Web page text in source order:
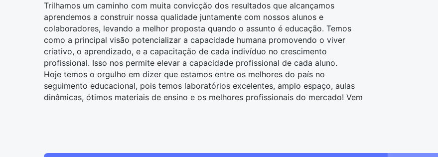
Trilhamos um caminho com muita convicção dos resultados que alcançamos
aprendemos a construir nossa qualidade juntamente com nossos alunos e
colaboradores, levando a melhor proposta quando o assunto é educação. Temos
como a principal visão potencializar a capacidade humana promovendo o viver
criativo, o aprendizado, e a capacitação de cada indivíduo no crescimento
profissional. Isso nos permite elevar a capacidade profissional de cada aluno.
Hoje temos o orgulho em dizer que estamos entre os melhores do país no
seguimento educacional, pois temos laboratórios excelentes, amplo espaço, aulas
dinâmicas, ótimos materiais de ensino e os melhores profissionais do mercado! Vem